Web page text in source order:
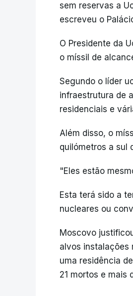
sem reservas a
escreveu o
O Presidente da
o míssil de
Segundo o líder
infraestrutura de
residenciais e
Além disso, o
quilómetros a sul
"Eles estão
Esta terá sido a
nucleares ou
Moscovo
alvos instalações
uma residência
21 mortos e mais